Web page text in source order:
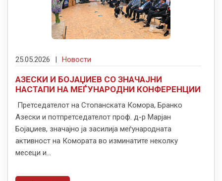
25.05.2026 | Новости
АЗЕСКИ И БОЈАЏИЕВ СО ЗНАЧАЈНИ
НАСТАПИ НА МЕЃУНАРОДНИ КОНФЕРЕНЦИИ
Претседателот на Стопанската Комора, Бранко
Азески и потпретседателот проф. д-р Марјан
Бојаџиев, значајно ја засилија меѓународната
активност на Комората во изминатите неколку
месеци и...